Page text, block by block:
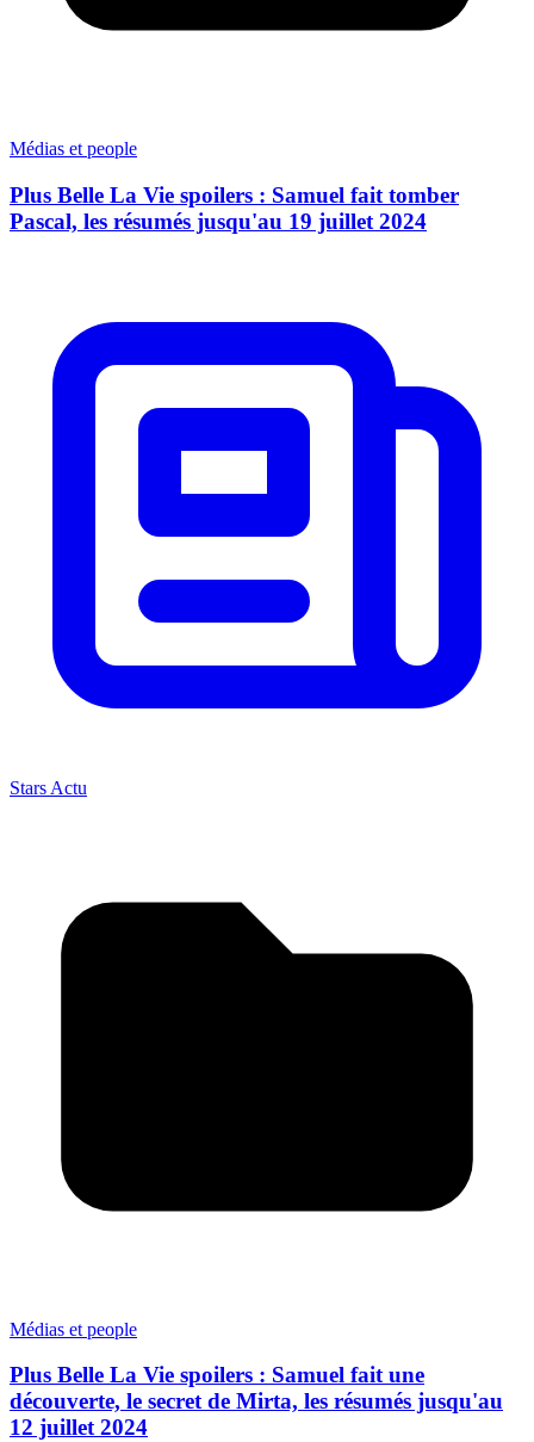
Médias et people
Plus Belle La Vie spoilers : Samuel fait tomber
Pascal, les résumés jusqu'au 19 juillet 2024
Stars Actu
Médias et people
Plus Belle La Vie spoilers : Samuel fait une
découverte, le secret de Mirta, les résumés jusqu'au
12 juillet 2024